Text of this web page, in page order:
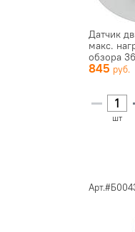
Датчик
макс.
обзора
845
шт